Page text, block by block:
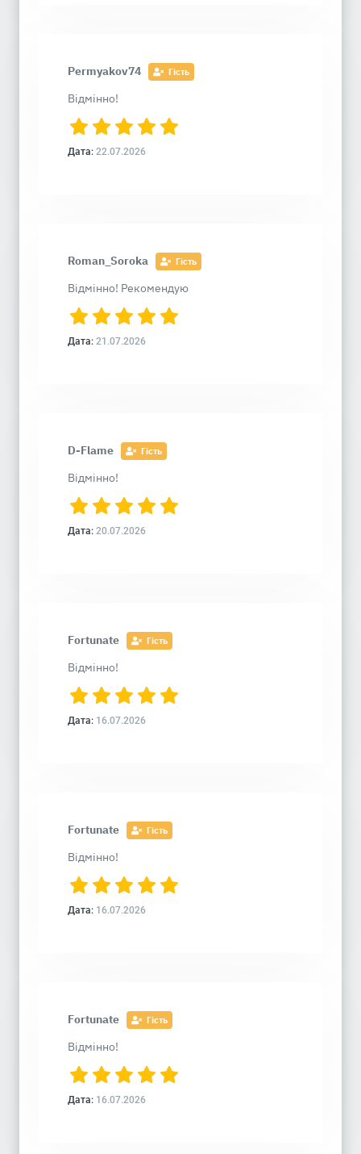
Permyakov74 Гість
Відмінно!
Дата: 22.07.2026
Roman_Soroka Гість
Відмінно! Рекомендую
Дата: 21.07.2026
D-Flame Гість
Відмінно!
Дата: 20.07.2026
Fortunate Гість
Відмінно!
Дата: 16.07.2026
Fortunate Гість
Відмінно!
Дата: 16.07.2026
Fortunate Гість
Відмінно!
Дата: 16.07.2026